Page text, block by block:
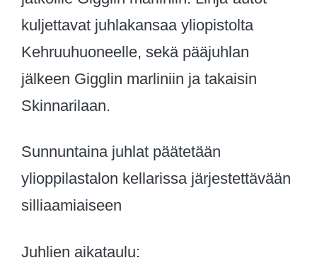
kuljettavat juhlakansaa yliopistolta
Kehruuhuoneelle, sekä pääjuhlan
jälkeen Gigglin marliniin ja takaisin
Skinnarilaan.
Sunnuntaina juhlat päätetään
ylioppilastalon kellarissa järjestettävään
silliaamiaiseen
Juhlien aikataulu: